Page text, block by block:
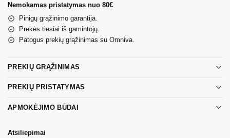
Nemokamas pristatymas nuo 80€
Pinigų grąžinimo garantija.
Prekės tiesiai iš gamintojų.
Patogus prekių grąžinimas su Omniva.
PREKIŲ GRĄŽINIMAS
PREKIŲ PRISTATYMAS
APMOKĖJIMO BŪDAI
Atsiliepimai